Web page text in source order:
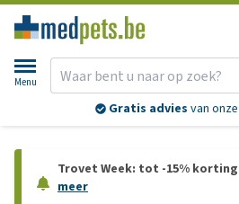
Menu
Gratis advies van
Trovet Week: tot -15%
meer